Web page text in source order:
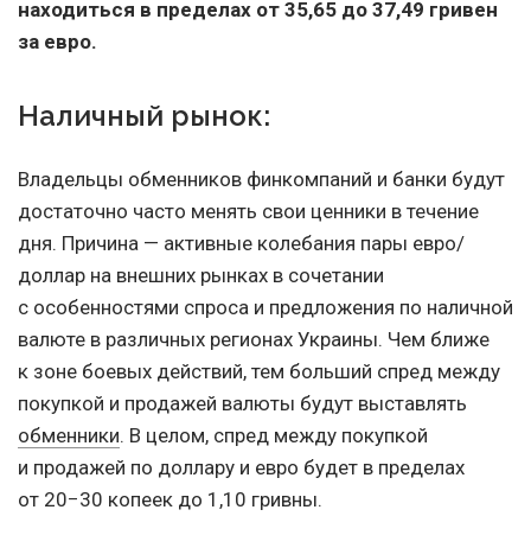
находиться в пределах от 35,65 до 37,49 гривен
за евро.
Наличный рынок:
Владельцы обменников финкомпаний и банки будут
достаточно часто менять свои ценники в течение
дня. Причина — активные колебания пары евро/
доллар на внешних рынках в сочетании
с особенностями спроса и предложения по наличной
валюте в различных регионах Украины. Чем ближе
к зоне боевых действий, тем больший спред между
покупкой и продажей валюты будут выставлять
обменники. В целом, спред между покупкой
и продажей по доллару и евро будет в пределах
от 20−30 копеек до 1,10 гривны.